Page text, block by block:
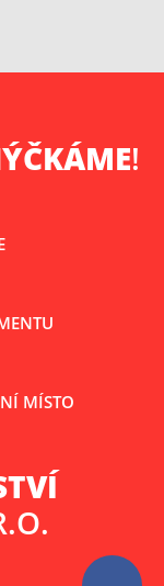
!
MÍSTO